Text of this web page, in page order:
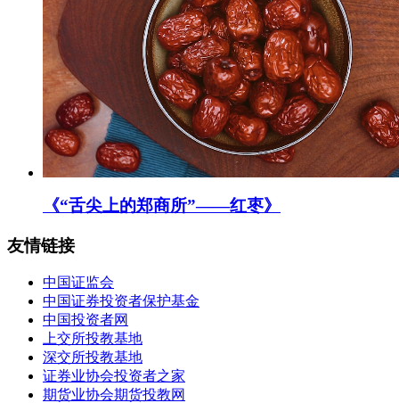
《“舌尖上的郑商所”——红枣》
友情链接
中国证监会
中国证券投资者保护基金
中国投资者网
上交所投教基地
深交所投教基地
证券业协会投资者之家
期货业协会期货投教网